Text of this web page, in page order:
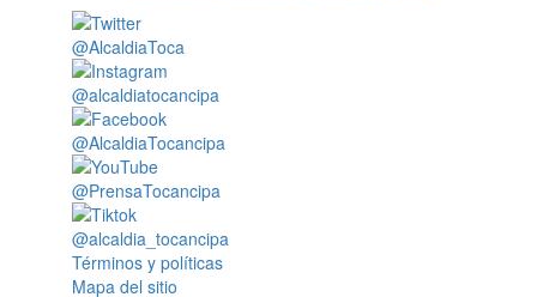
@AlcaldiaToca
@alcaldiatocancipa
@AlcaldiaTocancipa
@PrensaTocancipa
@alcaldia_tocancipa
Términos y políticas
Mapa del sitio